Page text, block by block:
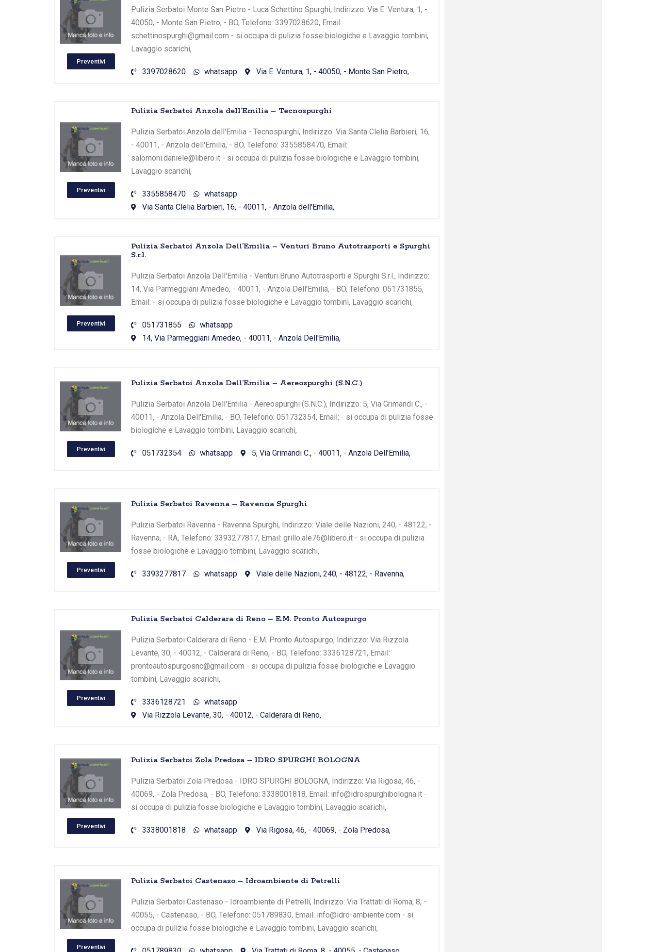
Preventivi
Pulizia Serbatoi Monte San Pietro - Luca Schettino Spurghi, Indirizzo: Via E. Ventura, 1, -
40050, - Monte San Pietro, - BO, Telefono: 3397028620, Email:
schettinospurghi@gmail.com - si occupa di pulizia fosse biologiche e Lavaggio tombini,
Lavaggio scarichi,
3397028620 whatsapp Via E. Ventura, 1, - 40050, - Monte San Pietro,
Preventivi
Pulizia Serbatoi Anzola dell’Emilia – Tecnospurghi
Pulizia Serbatoi Anzola dell'Emilia - Tecnospurghi, Indirizzo: Via Santa Clelia Barbieri, 16,
- 40011, - Anzola dell'Emilia, - BO, Telefono: 3355858470, Email:
salomoni.daniele@libero.it - si occupa di pulizia fosse biologiche e Lavaggio tombini,
Lavaggio scarichi,
3355858470
whatsapp
Via Santa Clelia Barbieri, 16, - 40011, - Anzola dell'Emilia,
Preventivi
Pulizia Serbatoi Anzola Dell’Emilia – Venturi Bruno Autotrasporti e Spurghi
S.r.l.
Pulizia Serbatoi Anzola Dell'Emilia - Venturi Bruno Autotrasporti e Spurghi S.r.l., Indirizzo:
14, Via Parmeggiani Amedeo, - 40011, - Anzola Dell'Emilia, - BO, Telefono: 051731855,
Email: - si occupa di pulizia fosse biologiche e Lavaggio tombini, Lavaggio scarichi,
051731855
whatsapp
14, Via Parmeggiani Amedeo, - 40011, - Anzola Dell'Emilia,
Preventivi
Pulizia Serbatoi Anzola Dell’Emilia – Aereospurghi (S.N.C.)
Pulizia Serbatoi Anzola Dell'Emilia - Aereospurghi (S.N.C.), Indirizzo: 5, Via Grimandi C., -
40011, - Anzola Dell'Emilia, - BO, Telefono: 051732354, Email: - si occupa di pulizia fosse
biologiche e Lavaggio tombini, Lavaggio scarichi,
051732354 whatsapp 5, Via Grimandi C., - 40011, - Anzola Dell'Emilia,
Preventivi
Pulizia Serbatoi Ravenna – Ravenna Spurghi
Pulizia Serbatoi Ravenna - Ravenna Spurghi, Indirizzo: Viale delle Nazioni, 240, - 48122, -
Ravenna, - RA, Telefono: 3393277817, Email: grillo.ale76@libero.it - si occupa di pulizia
fosse biologiche e Lavaggio tombini, Lavaggio scarichi,
3393277817 whatsapp Viale delle Nazioni, 240, - 48122, - Ravenna,
Preventivi
Pulizia Serbatoi Calderara di Reno – E.M. Pronto Autospurgo
Pulizia Serbatoi Calderara di Reno - E.M. Pronto Autospurgo, Indirizzo: Via Rizzola
Levante, 30, - 40012, - Calderara di Reno, - BO, Telefono: 3336128721, Email:
prontoautospurgosnc@gmail.com - si occupa di pulizia fosse biologiche e Lavaggio
tombini, Lavaggio scarichi,
3336128721
whatsapp
Via Rizzola Levante, 30, - 40012, - Calderara di Reno,
Preventivi
Pulizia Serbatoi Zola Predosa – IDRO SPURGHI BOLOGNA
Pulizia Serbatoi Zola Predosa - IDRO SPURGHI BOLOGNA, Indirizzo: Via Rigosa, 46, -
40069, - Zola Predosa, - BO, Telefono: 3338001818, Email: info@idrospurghibologna.it -
si occupa di pulizia fosse biologiche e Lavaggio tombini, Lavaggio scarichi,
3338001818 whatsapp Via Rigosa, 46, - 40069, - Zola Predosa,
Preventivi
Pulizia Serbatoi Castenaso – Idroambiente di Petrelli
Pulizia Serbatoi Castenaso - Idroambiente di Petrelli, Indirizzo: Via Trattati di Roma, 8, -
40055, - Castenaso, - BO, Telefono: 051789830, Email: info@idro-ambiente.com - si
occupa di pulizia fosse biologiche e Lavaggio tombini, Lavaggio scarichi,